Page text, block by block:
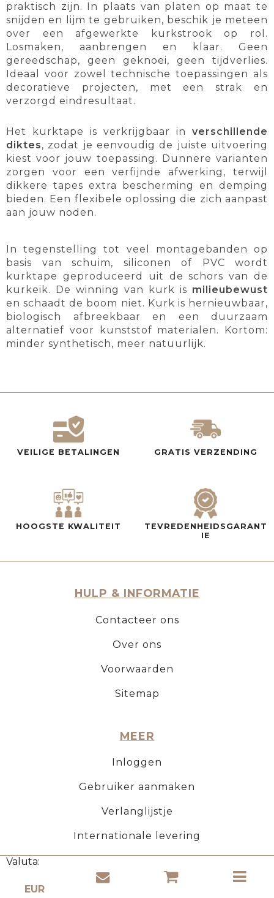
Valuta:
praktisch zijn. In plaats van platen op maat te
snijden en lijm te gebruiken, beschik je meteen
over een afgewerkte kurkstrook op rol.
Losmaken, aanbrengen en klaar. Geen
gereedschap, geen geknoei, geen tijdverlies.
Ideaal voor zowel technische toepassingen als
decoratieve projecten, met een strak en
verzorgd eindresultaat.
Het kurktape is verkrijgbaar in verschillende
diktes, zodat je eenvoudig de juiste uitvoering
kiest voor jouw toepassing. Dunnere varianten
zorgen voor een verfijnde afwerking, terwijl
dikkere tapes extra bescherming en demping
bieden. Een flexibele oplossing die zich aanpast
aan jouw noden.
In tegenstelling tot veel montagebanden op
basis van schuim, siliconen of PVC wordt
kurktape geproduceerd uit de schors van de
kurkeik. De winning van kurk is milieubewust
en schaadt de boom niet. Kurk is hernieuwbaar,
biologisch afbreekbaar en een duurzaam
alternatief voor kunststof materialen. Kortom:
minder synthetisch, meer natuurlijk.
VEILIGE BETALINGEN GRATIS VERZENDING
HOOGSTE KWALITEIT
TEVREDENHEIDSGARANT
IE
HULP & INFORMATIE
Contacteer ons
Over ons
Voorwaarden
Sitemap
MEER
Inloggen
Gebruiker aanmaken
Verlanglijstje
Internationale levering
WINKELEN